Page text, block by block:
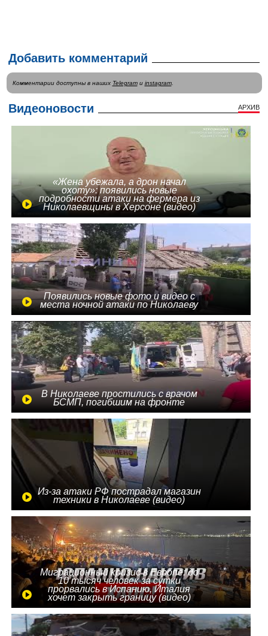
Добавить комментарий
Комментарии доступны в наших Telegramи instagram.
Видеоновости АРХИВ
«Жена убежала, а дрон начал
охоту»: появились новые
подробности атаки на фермера из
Николаевщины в Херсоне (видео)
Появились новые фото и видео с
места ночной атаки по Николаеву
В Николаеве простились с врачом
БСМП, погибшим на фронте
Из-за атаки РФ пострадал магазин
техники в Николаеве (видео)
Миграционный кризис в Европе: до
10 тысяч человек за сутки
прорвались в Испанию, Италия
хочет закрыть границу (видео)